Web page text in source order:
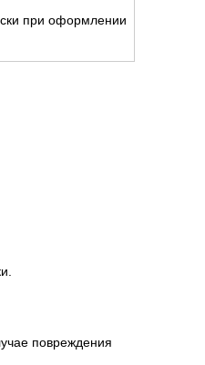
при оформлении
повреждения